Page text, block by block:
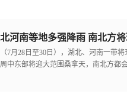
河南等地多强降雨 南北方
7月28日至30日），湖北、河南一带
中东部将迎大范围桑拿天，南北方都会